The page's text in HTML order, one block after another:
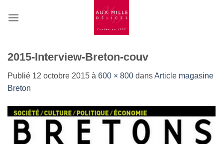
2015-Interview-Breton-couv
Publié 12 octobre 2015 à 600 × 800 dansArticle magasine
Breton